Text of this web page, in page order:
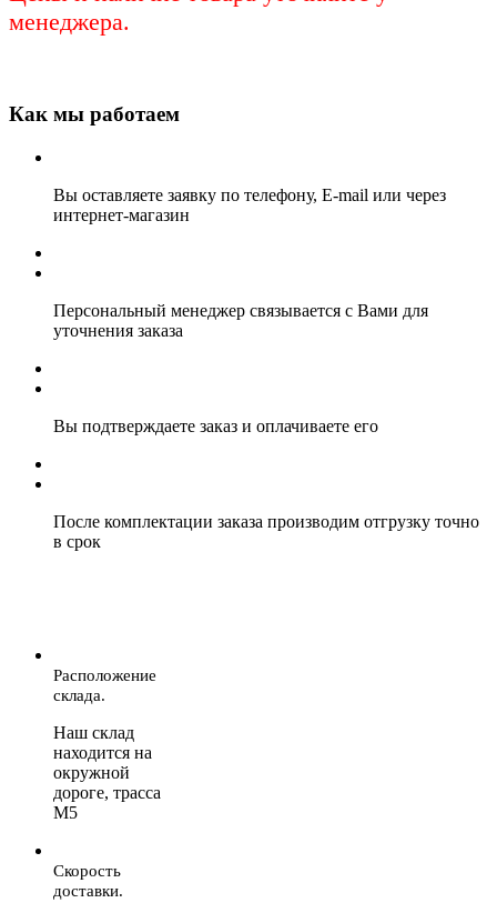
менеджера.
Как мы работаем
Вы оставляете заявку по телефону, E-mail или через
интернет-магазин
Персональный менеджер связывается с Вами для
уточнения заказа
Вы подтверждаете заказ и оплачиваете его
После комплектации заказа производим отгрузку точно
в срок
Расположение
склада.
Наш склад
находится на
окружной
дороге, трасса
М5
Скорость
доставки.